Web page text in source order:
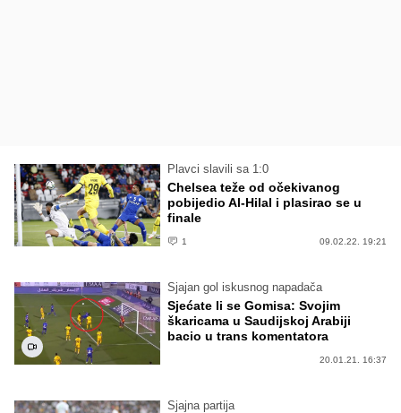
Plavci slavili sa 1:0
Chelsea teže od očekivanog
pobijedio Al-Hilal i plasirao se u
finale
1 09.02.22. 19:21
Sjajan gol iskusnog napadača
Sjećate li se Gomisa: Svojim
škaricama u Saudijskoj Arabiji
bacio u trans komentatora
20.01.21. 16:37
Sjajna partija